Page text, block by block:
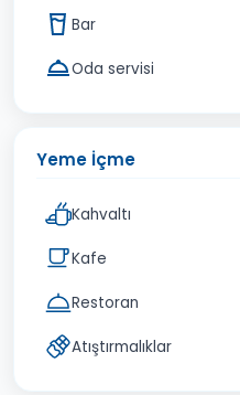
Bar
Oda servisi
Yeme İçme
Kahvaltı
Kafe
Restoran
Atıştırmalıklar